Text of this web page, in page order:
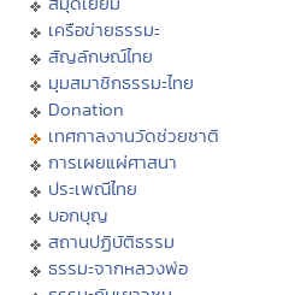
เครือข่ายธรรมะ
สัญลักษณ์ไทย
มุมสมาชิกธรรมะไทย
Donation
เทศกาลงานวัดช่วยชาติ
การเผยแผ่ศาสนา
ประเพณีไทย
บอกบุญ
สถานปฏิบัติธรรม
ธรรมะจากหลวงพ่อ